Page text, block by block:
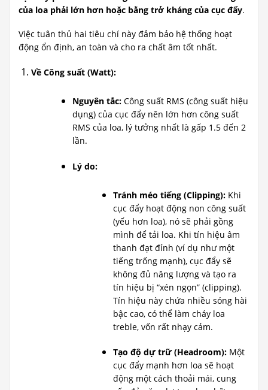
của loa phải lớn hơn hoặc bằng trở kháng của cục đẩy.
Việc tuân thủ hai tiêu chí này đảm bảo hệ thống hoạt
động ổn định, an toàn và cho ra chất âm tốt nhất.
Về Công suất (Watt):
Nguyên tắc:Công suất RMS (công suất hiệu
dụng) của cục đẩy nên lớn hơn công suất
RMS của loa, lý tưởng nhất là gấp 1.5 đến 2
lần.
Lý do:
Tránh méo tiếng (Clipping): Khi
cục đẩy hoạt động non công suất
(yếu hơn loa), nó sẽ phải gồng
mình để tải loa. Khi tín hiệu âm
thanh đạt đỉnh (ví dụ như một
tiếng trống mạnh), cục đẩy sẽ
không đủ năng lượng và tạo ra
tín hiệu bị “xén ngọn” (clipping).
Tín hiệu này chứa nhiều sóng hài
bậc cao, có thể làm cháy loa
treble, vốn rất nhạy cảm.
Tạo độ dự trữ (Headroom): Một
cục đẩy mạnh hơn loa sẽ hoạt
động một cách thoải mái, cung